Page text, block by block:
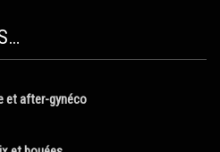
et after-gynéco